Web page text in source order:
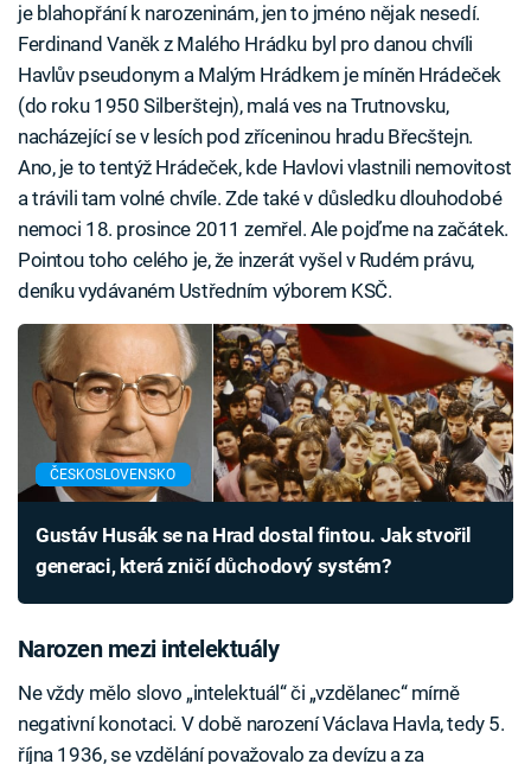
je blahopřání k narozeninám, jen to jméno nějak nesedí.
Ferdinand Vaněk z Malého Hrádku byl pro danou chvíli
Havlův pseudonym a Malým Hrádkem je míněn Hrádeček
(do roku 1950 Silberštejn), malá ves na Trutnovsku,
nacházející se v lesích pod zříceninou hradu Břecštejn.
Ano, je to tentýž Hrádeček, kde Havlovi vlastnili nemovitost
a trávili tam volné chvíle. Zde také v důsledku dlouhodobé
nemoci 18. prosince 2011 zemřel. Ale pojďme na začátek.
Pointou toho celého je, že inzerát vyšel v Rudém právu,
deníku vydávaném Ustředním výborem KSČ.
ČESKOSLOVENSKO
Gustáv Husák se na Hrad dostal fintou. Jak stvořil
generaci, která zničí důchodový systém?
Narozen mezi intelektuály
Ne vždy mělo slovo „intelektuál“ či „vzdělanec“ mírně
negativní konotaci. V době narození Václava Havla, tedy 5.
října 1936, se vzdělání považovalo za devízu a za